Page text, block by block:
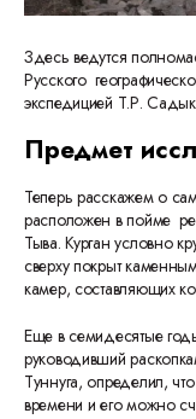
Здесь ведутся
Русского
экспедицией Т.Р.
Предмет
Теперь расскажем о
расположен в пойме
Тыва. Курган условно
сверху покрыт
камер, составляющих
Еще в семидесятые
руководивший
Туннуга, определил,
времени и его можно